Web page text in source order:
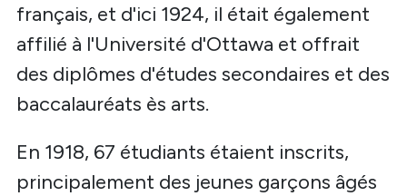
français, et d'ici 1924, il était également
affilié à l'Université d'Ottawa et offrait
des diplômes d'études secondaires et des
baccalauréats ès arts.
En 1918, 67 étudiants étaient inscrits,
principalement des jeunes garçons âgés